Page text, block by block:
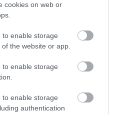
cookies on web or
to enable storage
the website or app.
to enable storage
to enable storage
authentication
elérte a 2,5 ezer milliárd
a 2019-es, járvány
& Tourism Council
Gloria Guevara
szerint az
gazdaságának